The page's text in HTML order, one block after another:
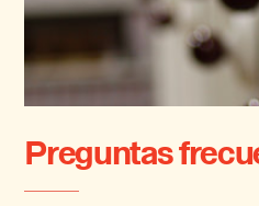
Preguntas